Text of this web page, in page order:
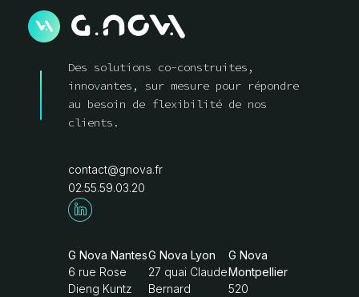
Des solutions co-construites,
innovantes, sur mesure pour répondre
au besoin de flexibilité de nos
clients.
contact@gnova.fr
02.55.59.03.20
G Nova Nantes
6 rue Rose
Dieng Kuntz
G Nova Lyon
27 quai Claude
Bernard
G Nova
Montpellier
520